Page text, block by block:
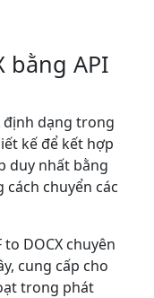
bằng API
định dạng trong
kế để kết hợp
duy nhất bằng
cách chuyển các
DOCX chuyên
cung cấp cho
trong phát